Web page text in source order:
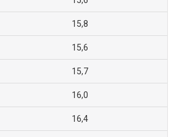
15,8
15,6
15,7
16,0
16,4